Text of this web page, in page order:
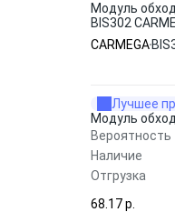
Модуль
BIS302
CARMEGA
Лучшее
Модуль
Вероятность
Наличие
Отгрузка
68.17 p.